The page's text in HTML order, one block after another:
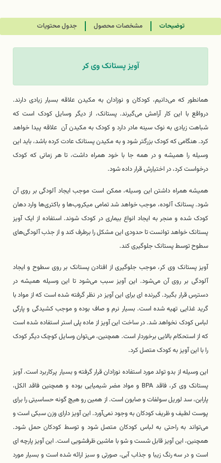
توضیحات مشخصات محصول جدول محتویات
آویز پستانک وی کر
همانطور که می‌دانیم، کودکان و نوزادان به مکیدن علاقه بسیار زیادی دارند.
درواقع با این کار آرامش می‌گیرند. پستانک، از دیگر وسایل کودک است که
شباهت زیادی به نوک سینه مادر دارد و کودک به مکیدن آن علاقه پیدا خواهد
کرد. هنگامی که کودک بزرگتر شود و به مکیدن پستانک عادت کرده باشد، باید این
وسیله را همیشه و در همه جا با خود همراه داشت، تا هر زمانی که کودک
درخواست کرد، در اختیارش قرار داده شود.
همیشه همراه داشتن این وسیله، ممکن است موجب ایجاد آلودگی بر روی آن
شود. پستانک آلوده، موجب خواهد شد تمامی میکروب‌ها و باکتری‌ها وارد دهان
کودک شده و منجر به ایجاد انواع بیماری در کودک شوند. استفاده از ایک آویز
پستانک خواهد توانست تا حدودی این مشکل را برطرف کند و از جذب آلودگی‌های
سطوح توسط پستانک جلوگیری کند.
آویز پستانک وی کر، موجب جلوگیری از افتادن پستانک بر روی سطوح و ایجاد
آلودگی بر روی آن می‌شود. این آویز سبب می‌شود تا این وسیله همیشه در
دسترس قرار بگیرد. گیرنده ای برای این آویز در نظر گرفته شده است که از مواد با
گرید غذایی تهیه شده است. بسیار نرم و صاف بوده و موجب کشیدگی و پارگی
لباس کودک نخواهد شد. در ساخت این آویز از ماده پلی استر استفاده شده است
که از استحکام بالایی برخوردار است. همچنین، می‌توان وسایل کوچک دیگر کودک
را با این آویز به کودک متصل کرد.
این وسیله از بدو تولد مورد استفاده نوزادان قرار گرفته و بسیار پرکاربرد است. آویز
پستانک وی کر، فاقد BPA و مواد مضر شیمیایی بوده و همچنین فاقد الکل،
پارابن، سد لوریل سولفات و صابون است. از همین رو هیچ گونه حساسیتی را برای
پوست لطیف و ظریف کودکان به وجود نمی‌آورد. این آویز دارای وزن سبکی است و
می‌تواند به راحتی به لباس کودکان متصل شود و توسط کودکان حمل شود.
همچنین، این آویز قابل شست و شو با ماشین ظرفشویی است. این آویز پارچه ای
است و در سه رنگ زیبا و جذاب آبی، صورتی و سبز ارائه شده است و بسیار مورد